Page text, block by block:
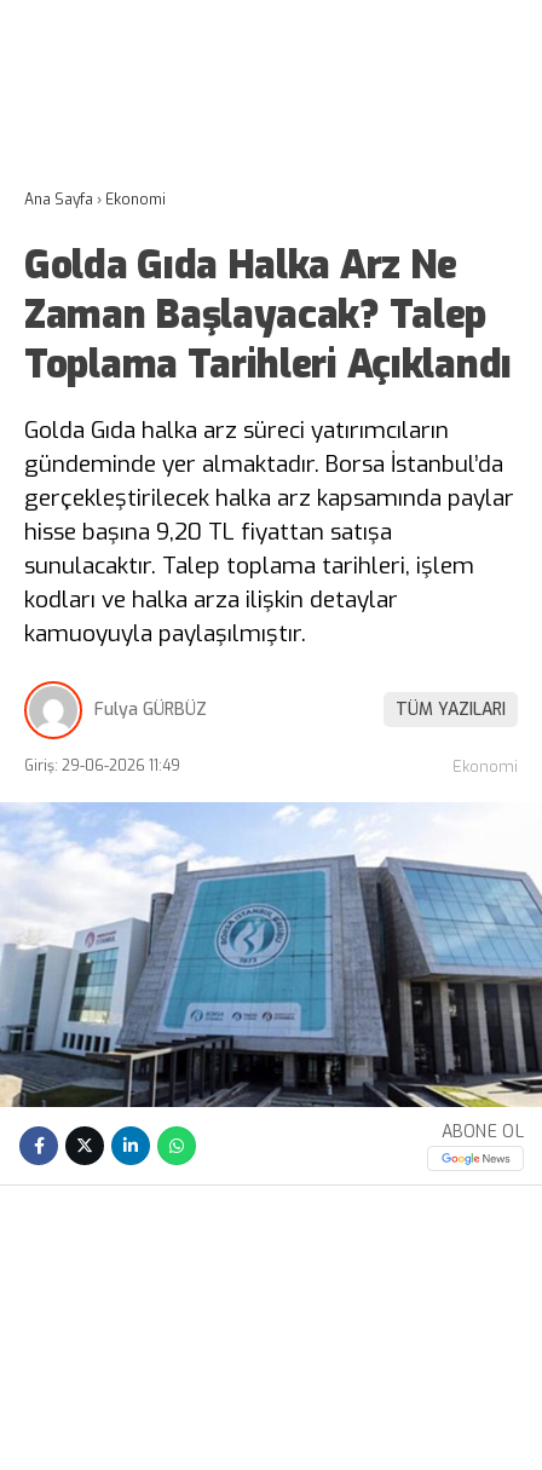
Ana Sayfa › Ekonomi
Golda Gıda Halka Arz Ne
Zaman Başlayacak? Talep
Toplama Tarihleri Açıklandı
Golda Gıda halka arz süreci yatırımcıların
gündeminde yer almaktadır. Borsa İstanbul’da
gerçekleştirilecek halka arz kapsamında paylar
hisse başına 9,20 TL fiyattan satışa
sunulacaktır. Talep toplama tarihleri, işlem
kodları ve halka arza ilişkin detaylar
kamuoyuyla paylaşılmıştır.
Fulya GÜRBÜZ TÜM YAZILARI
Giriş: 29-06-2026 11:49 Ekonomi
ABONE OL